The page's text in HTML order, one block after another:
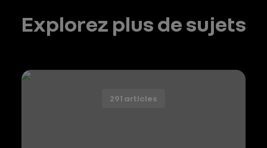
Explorez plus de sujets
291 articles